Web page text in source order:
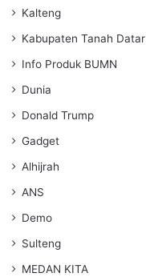
Kalteng
Kabupaten Tanah Datar
Info Produk BUMN
Dunia
Donald Trump
Gadget
Alhijrah
ANS
Demo
Sulteng
MEDAN KITA